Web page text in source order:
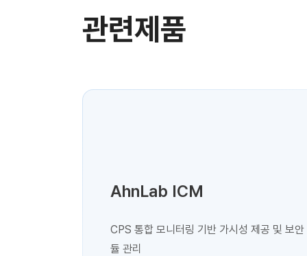
관련제품
AhnLab ICM
CPS 통합 모니터링 기반 가시성 제공 및 보안
듈 관리